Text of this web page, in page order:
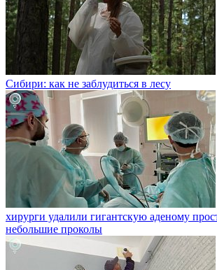
Сибири: как не заблудиться в лесу
хирурги удалили гигантскую аденому
небольшие проколы